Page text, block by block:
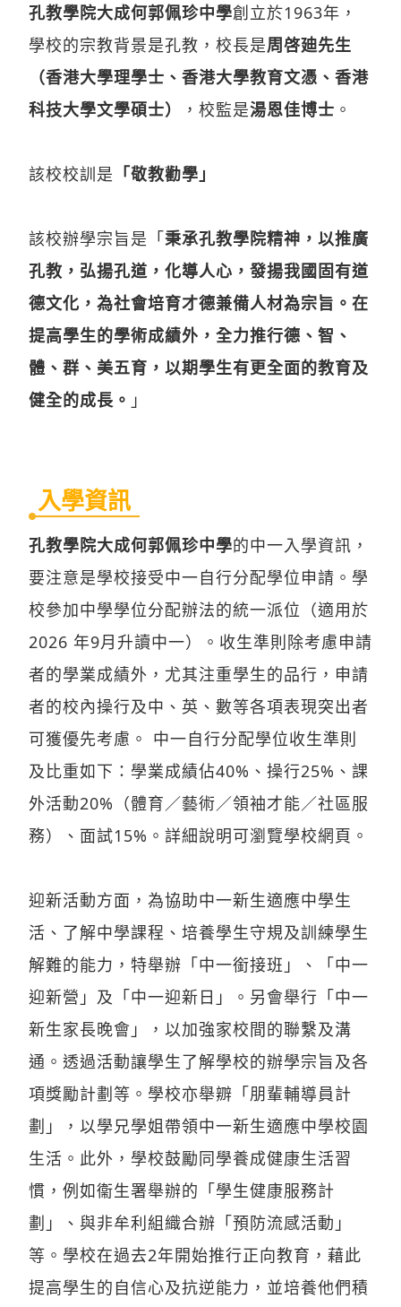
孔教學院大成何郭佩珍中學創立於1963年，
學校的宗教背景是孔教，校長是周啓廸先生
（香港大學理學士、香港大學教育文憑、香港
科技大學文學碩士）
，校監是湯恩佳博士 。
該校校訓是 「敬教勸學」
該校辦學宗旨是「秉承孔教學院精神，以推廣
孔教，弘揚孔道，化導人心，發揚我國固有道
德文化，為社會培育才德兼備人材為宗旨。在
提高學生的學術成績外，全力推行德、智、
體、群、美五育，以期學生有更全面的教育及
健全的成長。 」
入學資訊
孔教學院大成何郭佩珍中學的中一入學資訊，
要注意是學校接受中一自行分配學位申請。學
校參加中學學位分配辦法的統一派位（適用於
2026 年9月升讀中一）。收生準則除考慮申請
者的學業成績外，尤其注重學生的品行，申請
者的校內操行及中、英、數等各項表現突出者
可獲優先考慮。 中一自行分配學位收生準則
及比重如下：學業成績佔40%、操行25%、課
外活動20%（體育／藝術／領袖才能／社區服
務）、面試15%。詳細說明可瀏覽學校網頁。
迎新活動方面，為協助中一新生適應中學生
活、了解中學課程、培養學生守規及訓練學生
解難的能力，特舉辦「中一銜接班」、「中一
迎新營」及「中一迎新日」。另會舉行「中一
新生家長晚會」，以加強家校間的聯繫及溝
通。透過活動讓學生了解學校的辦學宗旨及各
項獎勵計劃等。學校亦舉辧「朋輩輔導員計
劃」，以學兄學姐帶領中一新生適應中學校園
生活。此外，學校鼓勵同學養成健康生活習
慣，例如衞生署舉辦的「學生健康服務計
劃」、與非牟利組織合辦「預防流感活動」
等。學校在過去2年開始推行正向教育，藉此
提高學生的自信心及抗逆能力，並培養他們積